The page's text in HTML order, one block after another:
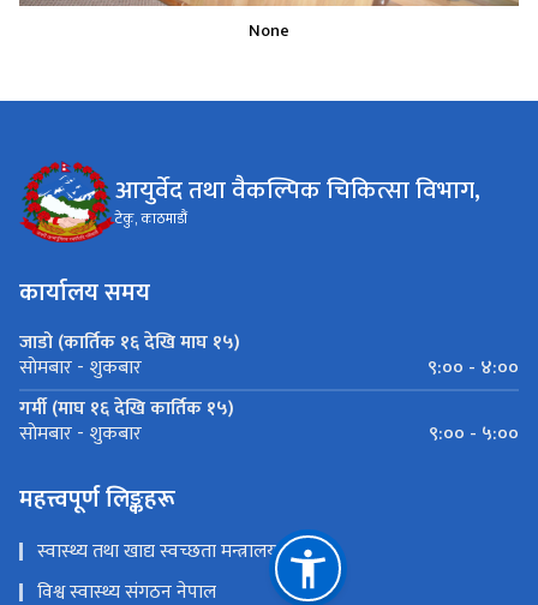
None
आयुर्वेद तथा वैकल्पिक चिकित्सा विभाग,
टेकु, काठमाडौं
कार्यालय समय
जाडो (कार्तिक १६ देखि माघ १५)
साेमबार - शुकबार
९:०० - ४:००
गर्मी (माघ १६ देखि कार्तिक १५)
साेमबार - शुकबार ९:०० - ५:००
महत्त्वपूर्ण लिङ्कहरू
स्वास्थ्य तथा खाद्य स्वच्छता मन्त्रालय
विश्व स्वास्थ्य संगठन नेपाल